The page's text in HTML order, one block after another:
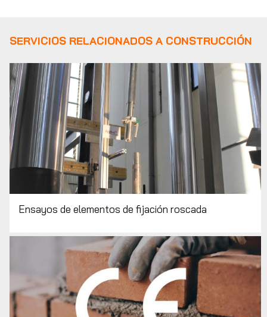
SERVICIOS RELACIONADOS A CONSTRUCCIÓN
Ensayos de elementos de fijación roscada